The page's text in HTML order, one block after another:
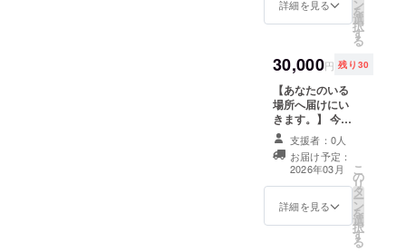
ては2028年4
月〜6月ごろを予
・兵庫県姫路市
夢前町の老人
ホーム「光寿
園」にて毎週木
曜日と毎月土曜
日2回運営する
「Caféむすび
め」で使えるチ
ケット（1000円
分） ※チケット
は2026年4月〜
5ヶ月間有効
にてメールで送
の老人ホーム
「光寿園」にて
毎週木曜日と毎
月土曜日2回運営
する「Caféむす
びめ」で使える
チケット（1000
円分） ※チケッ
トは2026年4
月〜5ヶ月間有効
詳細を見る ン
を
選
択
す
る
30,000円 残り30
【あなたのいる
場所へ届けにい
きます。】 今回
のプロジェクト
を通して学生が
学んだことや今
後の活動につい
て、代表の向山
からあなたのも
支援者：0人
お届け予定：
2026年03月
詳細を見る
こ
の
リ
タ
ー
ン
を
選
択
す
る